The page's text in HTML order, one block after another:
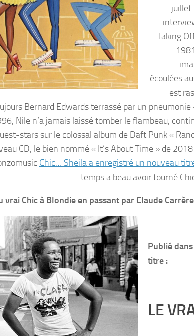
juillet
Taking
écoulées
est
Bernard Edwards terrassé par un
Nile n’a jamais laissé tomber le flambeau,
stars sur le colossal album de Daft Punk «
CD, le bien nommé « It’s About Time » de
Chic… Sheila a enregistré un nouveau
temps a beau avoir tourné
vrai Chic à Blondie en passant par Claude
Publié
titre :
LE